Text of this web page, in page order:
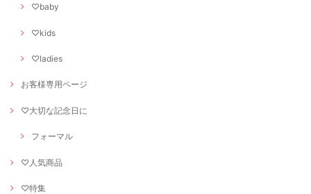
♡baby
♡kids
♡ladies
お客様専用ページ
♡大切な記念日に
フォーマル
♡人気商品
♡特集